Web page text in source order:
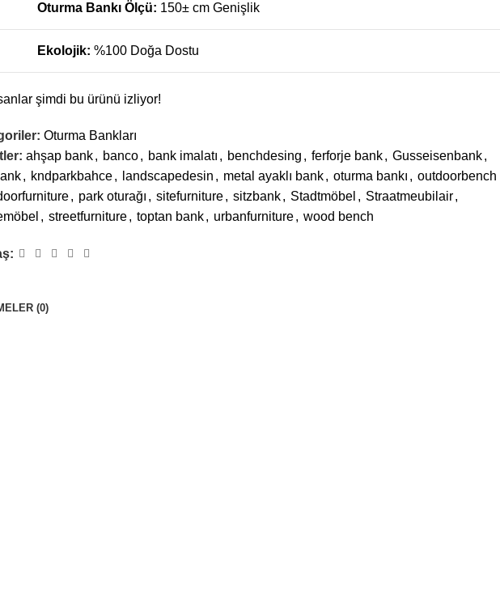
Oturma Bankı Ölçü: 150± cm Genişlik
Ekolojik: %100 Doğa Dostu
şimdi bu ürünü izliyor!
Oturma Bankları
ahşap bank, banco, bank imalatı , benchdesing , ferforje bank, Gusseisenbank,
, kndparkbahce, landscapedesin , metal ayaklı bank, oturma bankı , outdoorbench
, park oturağı , sitefurniture, sitzbank, Stadtmöbel , Straatmeubilair,
, streetfurniture, toptan bank, urbanfurniture, wood bench
(0)